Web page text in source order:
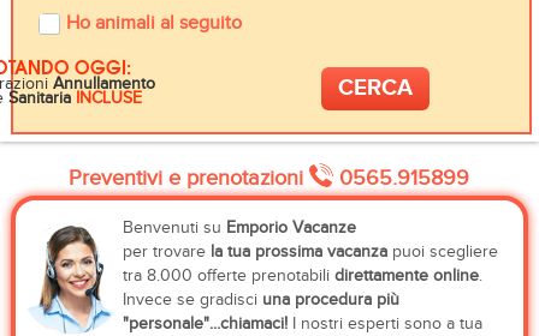
Ho animali al seguito
OGGI:
Annullamento
Sanitaria INCLUSE
Preventivi e prenotazioni 0565.915899
Benvenuti su Emporio Vacanze
per trovare la tua prossima vacanzapuoi scegliere
tra 8.000 offerte prenotabili direttamente online.
Invece se gradisci una procedura più
"personale"...chiamaci!I nostri esperti sono a tua